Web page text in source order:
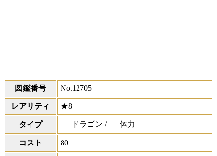
図鑑番号 No.12705
レアリティ ★8
タイプ ドラゴン / 体力
コスト 80